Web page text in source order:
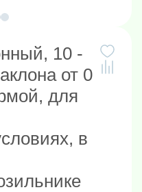
10 -
от 0
для
в